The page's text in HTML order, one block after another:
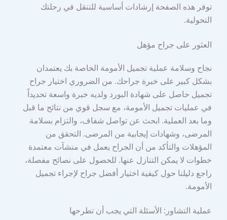
توفر هذه الصفحة إرشادات أساسية للتنقل في رحلتك
التحولية.
العثور على جراح مؤهل
نجاح وسلامة عملية تجميل الأمومة الخاصة بك يعتمدان
بشكل كبير على خبرة جراحك. من الضروري اختيار جراح
تجميل حاصل على شهادة البورد ولديه خبرة واسعة تحديداً
في عمليات تجميل الأمومة، مع سجل قوي من نتائج ما قبل
وما بعد العملية. ابحث عن تواصل شفاف، والتزام بسلامة
المرضى، وشهادات إيجابية من المرضى. التحقق من
المؤهلات والتأكد من أن الجراح يعمل في منشآت معتمدة
خطوات لا يمكن التنازل عنها. للحصول على نصائح مفصلة،
راجع دليلنا حول كيفية اختيار أفضل جراح لإجراء تجميل
الأمومة.
عملية التشاور: الأسئلة التي يجب أن تطرحها